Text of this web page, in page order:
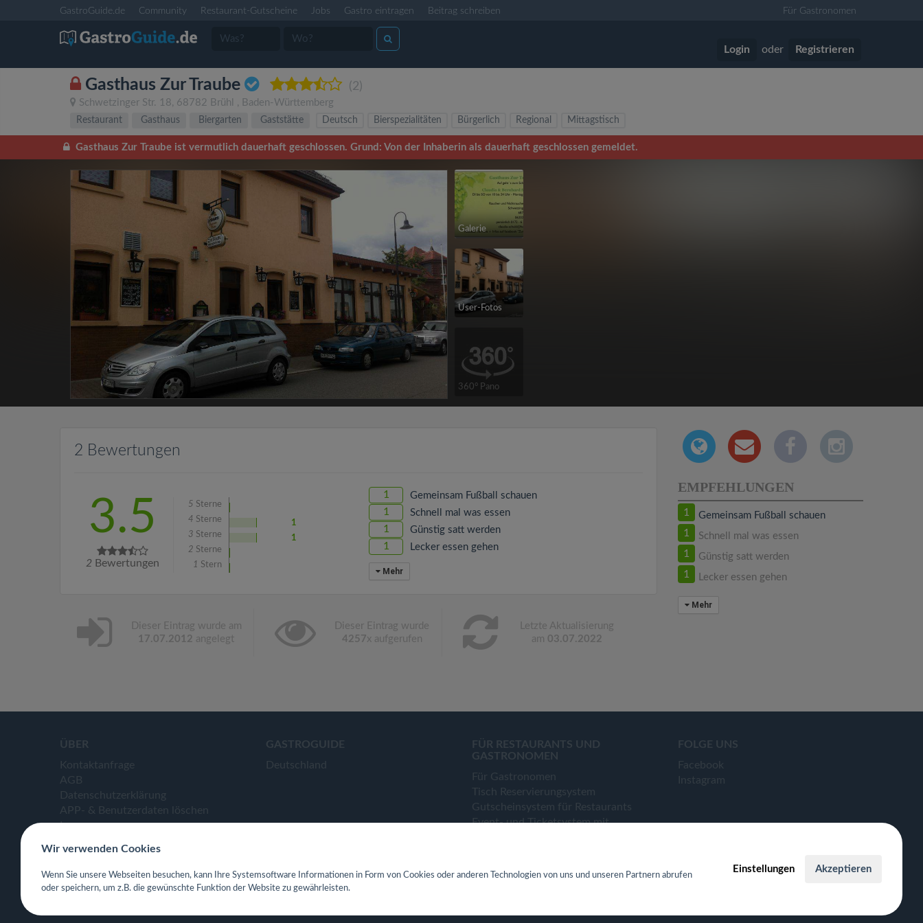
GastroGuide.de Community Restaurant-Gutscheine Jobs Gastro eintragen Beitrag schreiben Für Gastronomen
Login oder Registrieren
Gasthaus Zur Traube (2)
Schwetzinger Str. 18, 68782 Brühl , Baden-Württemberg
Restaurant Gasthaus Biergarten Gaststätte Deutsch Bierspezialitäten Bürgerlich Regional Mittagstisch
Gasthaus Zur Traube ist vermutlich dauerhaft geschlossen. Grund: Von der Inhaberin als dauerhaft geschlossen gemeldet.
Galerie
User-Fotos
360° Pano
2 Bewertungen
3.5
2 Bewertungen
5 Sterne
4 Sterne
1
3 Sterne
1
2 Sterne
1 Stern
1 Gemeinsam Fußball schauen
1 Schnell mal was essen
1 Günstig satt werden
1 Lecker essen gehen
Mehr
Dieser Eintrag wurde am
17.07.2012 angelegt
Dieser Eintrag wurde
4257x aufgerufen
Letzte Aktualisierung
am 03.07.2022
EMPFEHLUNGEN
1 Gemeinsam Fußball schauen
1 Schnell mal was essen
1 Günstig satt werden
1 Lecker essen gehen
Mehr
ÜBER
Kontaktanfrage
AGB
Datenschutzerklärung
APP- & Benutzerdaten löschen
Impressum
GASTROGUIDE
Deutschland
FÜR RESTAURANTS UND
GASTRONOMEN
Für Gastronomen
Tisch Reservierungsystem
Gutscheinsystem für Restaurants
Event- und Ticketsystem mit
Webseiten für Restaurant
FOLGE UNS
Facebook
Instagram
Wir verwenden Cookies
Wenn Sie unsere Webseiten besuchen, kann Ihre Systemsoftware Informationen in Form von Cookies oder anderen Technologien von uns und unseren Partnern abrufen
oder speichern, um z.B. die gewünschte Funktion der Website zu gewährleisten.
Einstellungen Akzeptieren